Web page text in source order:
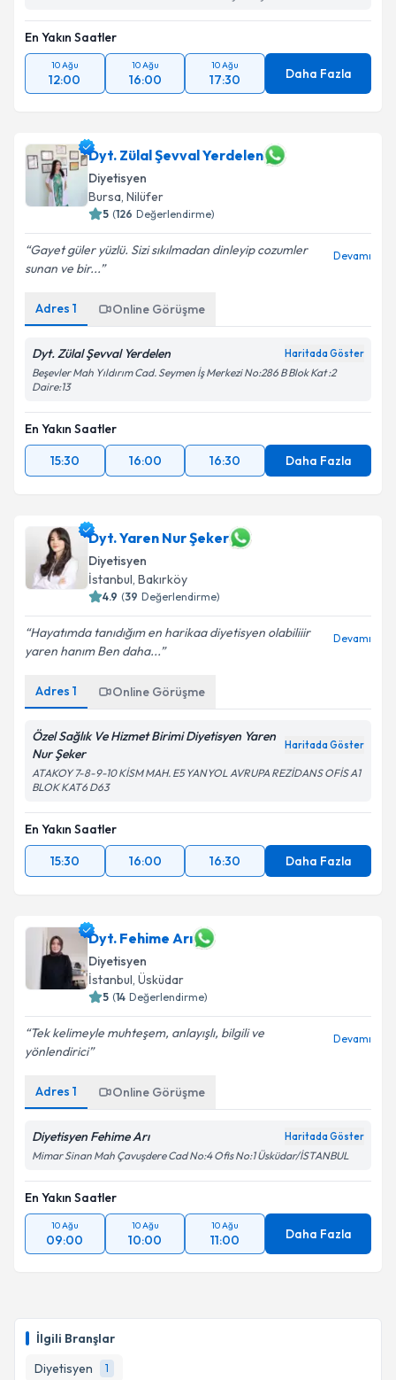
İlgili Branşlar
Diyetisyen
1
En Yakın Saatler
10 Ağu
12:00
10 Ağu
16:00
10 Ağu
17:30 Daha Fazla
Dyt. Zülal Şevval Yerdelen
Diyetisyen
Bursa, Nilüfer
5 (126 Değerlendirme)
Gayet güler yüzlü. Sizi sıkılmadan dinleyip cozumler
sunan ve bir...
Devamı
Adres 1 Online Görüşme
Dyt. Zülal Şevval Yerdelen Haritada Göster
Beşevler Mah Yıldırım Cad. Seymen İş Merkezi No:286 B Blok Kat :2
Daire:13
En Yakın Saatler
15:30
16:00 16:30 Daha Fazla
Dyt. Yaren Nur Şeker
Diyetisyen
İstanbul, Bakırköy
4.9 (39 Değerlendirme)
Hayatımda tanıdığım en harikaa diyetisyen olabiliiir
yaren hanım Ben daha...
Devamı
Adres 1 Online Görüşme
Özel Sağlık Ve Hizmet Birimi Diyetisyen Yaren
Nur Şeker
Haritada Göster
ATAKOY 7-8-9-10 KİSM MAH. E5 YANYOL AVRUPA REZİDANS OFİS A1
BLOK KAT6 D63
En Yakın Saatler
15:30
16:00 16:30 Daha Fazla
Dyt. Fehime Arı
Diyetisyen
İstanbul, Üsküdar
5 (14 Değerlendirme)
Tek kelimeyle muhteşem, anlayışlı, bilgili ve
yönlendirici
Devamı
Adres 1 Online Görüşme
Diyetisyen Fehime Arı Haritada Göster
Mimar Sinan Mah Çavuşdere Cad No:4 Ofis No:1 Üsküdar/İSTANBUL
En Yakın Saatler
10 Ağu
09:00
10 Ağu
10:00
10 Ağu
11:00 Daha Fazla